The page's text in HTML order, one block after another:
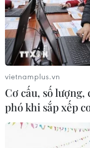
TIN LIÊN QUAN
vietnamplus.vn
Cơ cấu, số
phó khi sắp xếp